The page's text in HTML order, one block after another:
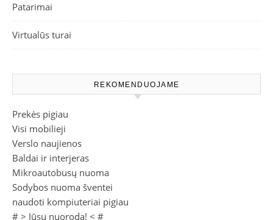
Patarimai
Virtualūs turai
REKOMENDUOJAME
Prekės pigiau
Visi mobilieji
Verslo naujienos
Baldai ir interjeras
Mikroautobusų nuoma
Sodybos nuoma šventei
naudoti kompiuteriai pigiau
# > Jūsų nuoroda! < #